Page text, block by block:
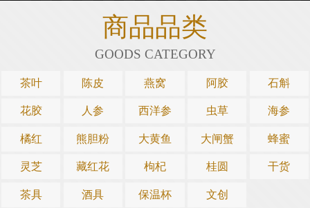
商品品类
GOODS CATEGORY
茶叶 陈皮 燕窝 阿胶 石斛
花胶 人参 西洋参 虫草 海参
橘红 熊胆粉 大黄鱼 大闸蟹 蜂蜜
灵芝 藏红花 枸杞 桂圆 干货
茶具 酒具 保温杯 文创